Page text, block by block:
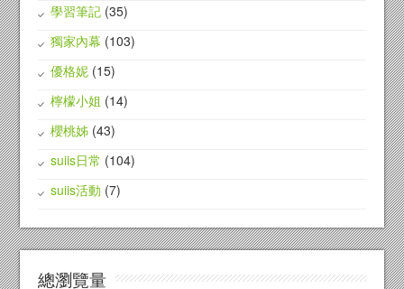
學習筆記 (35)
獨家內幕 (103)
優格妮 (15)
檸檬小姐 (14)
櫻桃姊 (43)
suiis日常 (104)
suiis活動 (7)
總瀏覽量